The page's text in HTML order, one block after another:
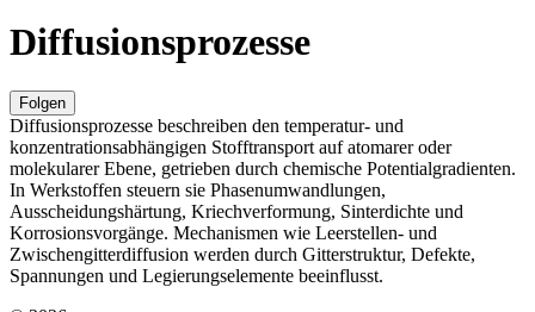
Diffusionsprozesse
Folgen
Diffusionsprozesse beschreiben den temperatur‑ und
konzentrationsabhängigen Stofftransport auf atomarer oder
molekularer Ebene, getrieben durch chemische Potentialgradienten.
In Werkstoffen steuern sie Phasenumwandlungen,
Ausscheidungshärtung, Kriechverformung, Sinterdichte und
Korrosionsvorgänge. Mechanismen wie Leerstellen‑ und
Zwischengitterdiffusion werden durch Gitterstruktur, Defekte,
Spannungen und Legierungselemente beeinflusst.